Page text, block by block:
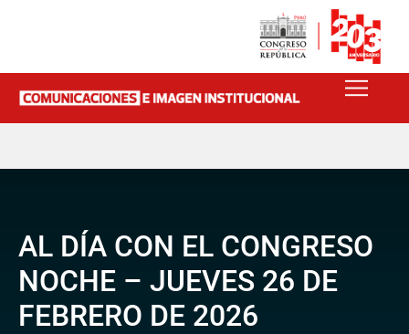
AL DÍA CON EL CONGRESO
NOCHE – JUEVES 26 DE
FEBRERO DE 2026